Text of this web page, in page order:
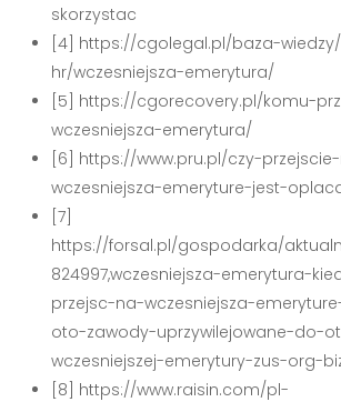
skorzystac
[4] https://cgolegal.pl/baza-
hr/wczesniejsza-emerytura/
[5] https://cgorecovery.pl/komu-
wczesniejsza-emerytura/
[6] https://www.pru.pl/czy-
wczesniejsza-emeryture-jest-
[7]
https://forsal.pl/gospodarka/
824997,wczesniejsza-emerytura-
przejsc-na-wczesniejsza-
oto-zawody-uprzywilejowane-do-
wczesniejszej-emerytury-zus-org-
[8] https://www.raisin.com/pl-